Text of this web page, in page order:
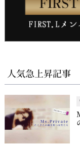
人気急上昇記事